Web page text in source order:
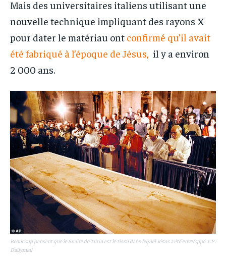
Mais des universitaires italiens utilisant une
nouvelle technique impliquant des rayons X
pour dater le matériau ont confirmé qu’il avait
été fabriqué à l’époque de Jésus, il y a environ
2 000 ans.
Beaucoup pensent que le Suaire de Turin est le tissu dans lequel Jésus a été enveloppé. CP :
Dailymail